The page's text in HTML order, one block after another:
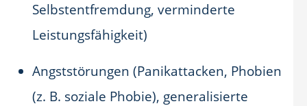
Selbstentfremdung, verminderte
Leistungsfähigkeit)
Angststörungen (Panikattacken, Phobien
(z. B. soziale Phobie), generalisierte